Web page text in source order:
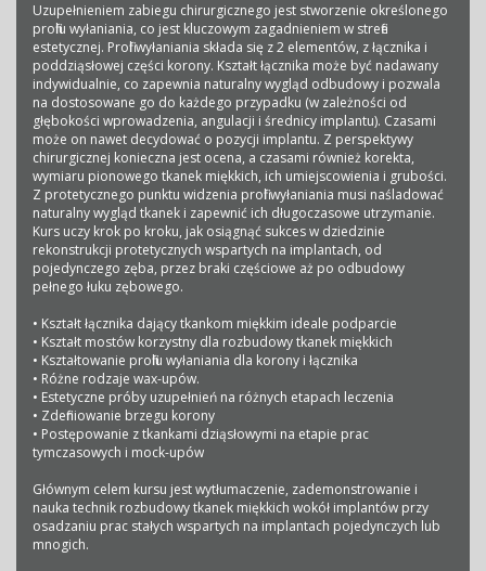
Uzupełnieniem zabiegu chirurgicznego jest stworzenie określonego
profilu wyłaniania, co jest kluczowym zagadnieniem w strefie
estetycznej. Profil wyłaniania składa się z 2 elementów, z łącznika i
poddziąsłowej części korony. Kształt łącznika może być nadawany
indywidualnie, co zapewnia naturalny wygląd odbudowy i pozwala
na dostosowane go do każdego przypadku (w zależności od
głębokości wprowadzenia, angulacji i średnicy implantu). Czasami
może on nawet decydować o pozycji implantu. Z perspektywy
chirurgicznej konieczna jest ocena, a czasami również korekta,
wymiaru pionowego tkanek miękkich, ich umiejscowienia i grubości.
Z protetycznego punktu widzenia profil wyłaniania musi naśladować
naturalny wygląd tkanek i zapewnić ich długoczasowe utrzymanie.
Kurs uczy krok po kroku, jak osiągnąć sukces w dziedzinie
rekonstrukcji protetycznych wspartych na implantach, od
pojedynczego zęba, przez braki częściowe aż po odbudowy
pełnego łuku zębowego.
• Kształt łącznika dający tkankom miękkim ideale podparcie
• Kształt mostów korzystny dla rozbudowy tkanek miękkich
• Kształtowanie profilu wyłaniania dla korony i łącznika
• Różne rodzaje wax-upów.
• Estetyczne próby uzupełnień na różnych etapach leczenia
• Zdefiniowanie brzegu korony
• Postępowanie z tkankami dziąsłowymi na etapie prac
tymczasowych i mock-upów
Głównym celem kursu jest wytłumaczenie, zademonstrowanie i
nauka technik rozbudowy tkanek miękkich wokół implantów przy
osadzaniu prac stałych wspartych na implantach pojedynczych lub
mnogich.